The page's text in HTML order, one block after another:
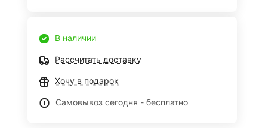
В наличии
Рассчитать доставку
Хочу в подарок
Самовывоз сегодня - бесплатно